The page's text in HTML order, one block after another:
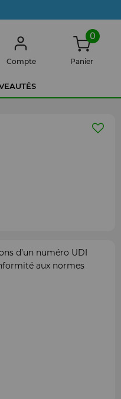
Compte
0
Panier
d’un numéro UDI
aux normes